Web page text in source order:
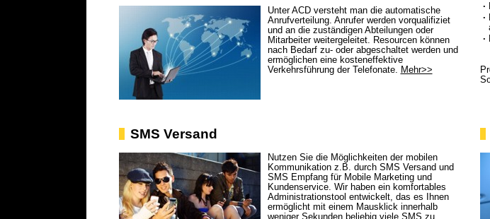
Unter ACD versteht man die automatische
Anrufverteilung. Anrufer werden vorqualifiziet
und an die zuständigen Abteilungen oder
Mitarbeiter weitergeleitet. Resourcen können
nach Bedarf zu- oder abgeschaltet werden und
ermöglichen eine kosteneffektive
Verkehrsführung der Telefonate. Mehr>>
·
·
·
SMS Versand
Nutzen Sie die Möglichkeiten der mobilen
Kommunikation z.B. durch SMS Versand und
SMS Empfang für Mobile Marketing und
Kundenservice. Wir haben ein komfortables
Administrationstool entwickelt, das es Ihnen
ermöglicht mit einem Mausklick innerhalb
weniger Sekunden beliebig viele SMS zu